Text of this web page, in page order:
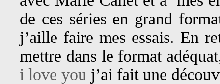
de ces séries en grand
j’aille faire mes essais. En
mettre dans le format
i love you j’ai fait une